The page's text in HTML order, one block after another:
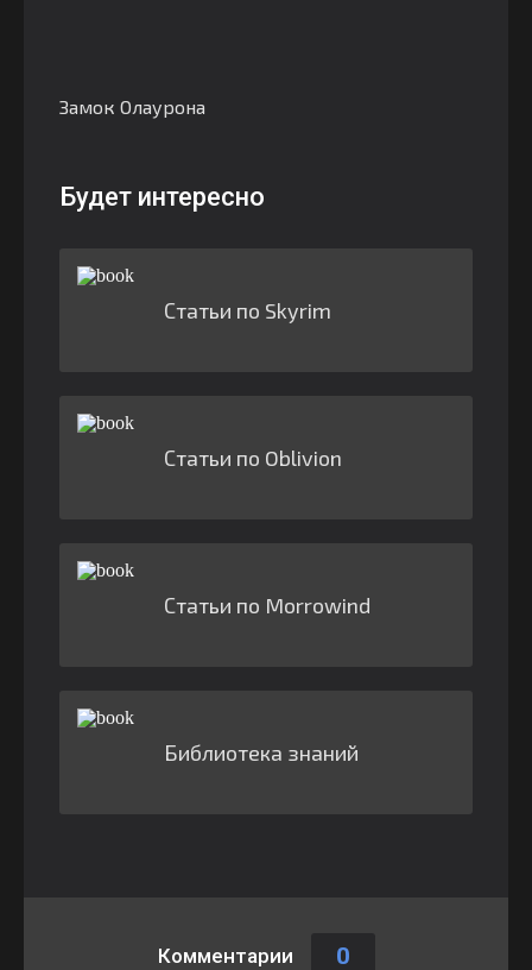
Замок Олаурона
Будет интересно
Статьи по Skyrim
Статьи по Oblivion
Статьи по Morrowind
Библиотека знаний
Комментарии 0